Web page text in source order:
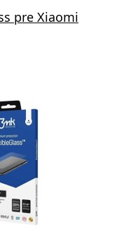
pre Xiaomi